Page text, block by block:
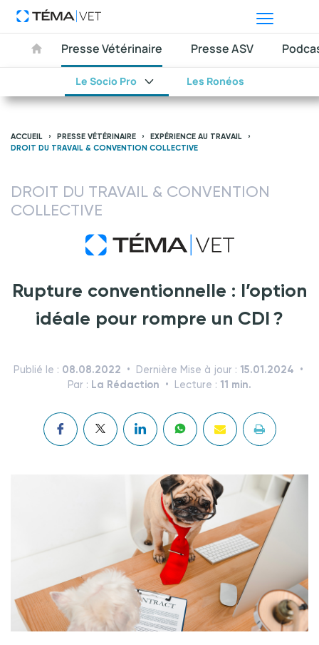
Presse Vétérinaire
Le Socio Pro Les Ronéos
Presse ASV
ACCUEIL PRESSE VÉTÉRINAIRE
EXPÉRIENCE AU TRAVAIL
DROIT DU TRAVAIL & CONVENTION COLLECTIVE
DROIT DU TRAVAIL & CONVENTION
COLLECTIVE
Rupture conventionnelle : l’option
idéale pour rompre un CDI ?
Publié le : 08.08.2022 Dernière Mise à jour : 15.01.2024
Par : La Rédaction Lecture : 11 min.